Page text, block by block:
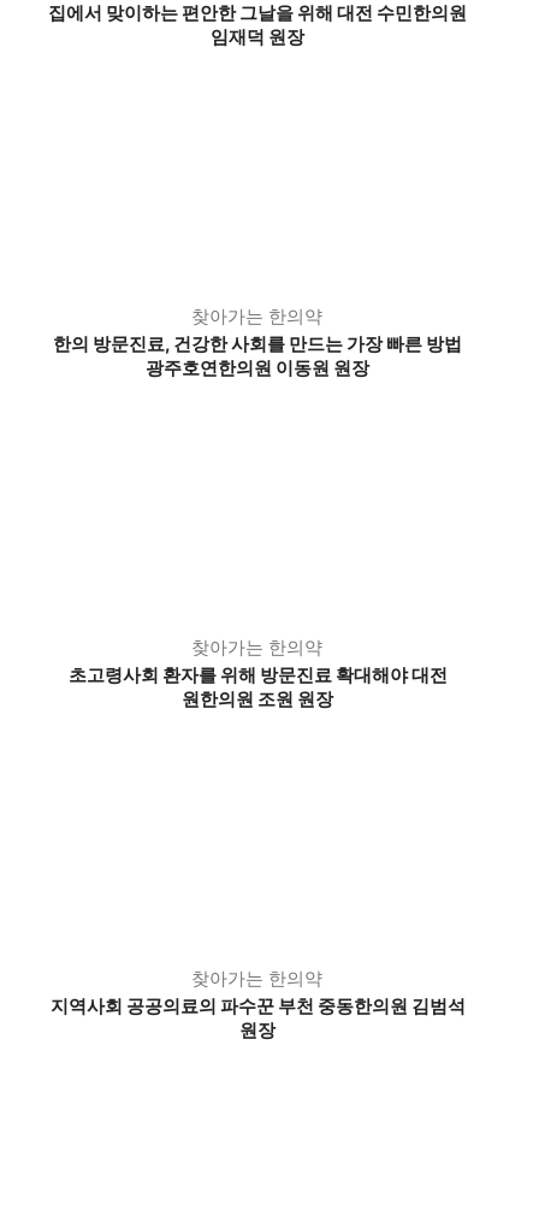
집에서 맞이하는 편안한 그날을 위해 대전 수민한의원
임재덕 원장
찾아가는 한의약
한의 방문진료, 건강한 사회를 만드는 가장 빠른 방법
광주호연한의원 이동원 원장
찾아가는 한의약
초고령사회 환자를 위해 방문진료 확대해야 대전
원한의원 조원 원장
찾아가는 한의약
지역사회 공공의료의 파수꾼 부천 중동한의원 김범석
원장